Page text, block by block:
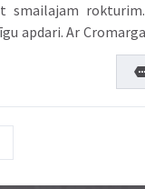
rokturim. Izgatavota no